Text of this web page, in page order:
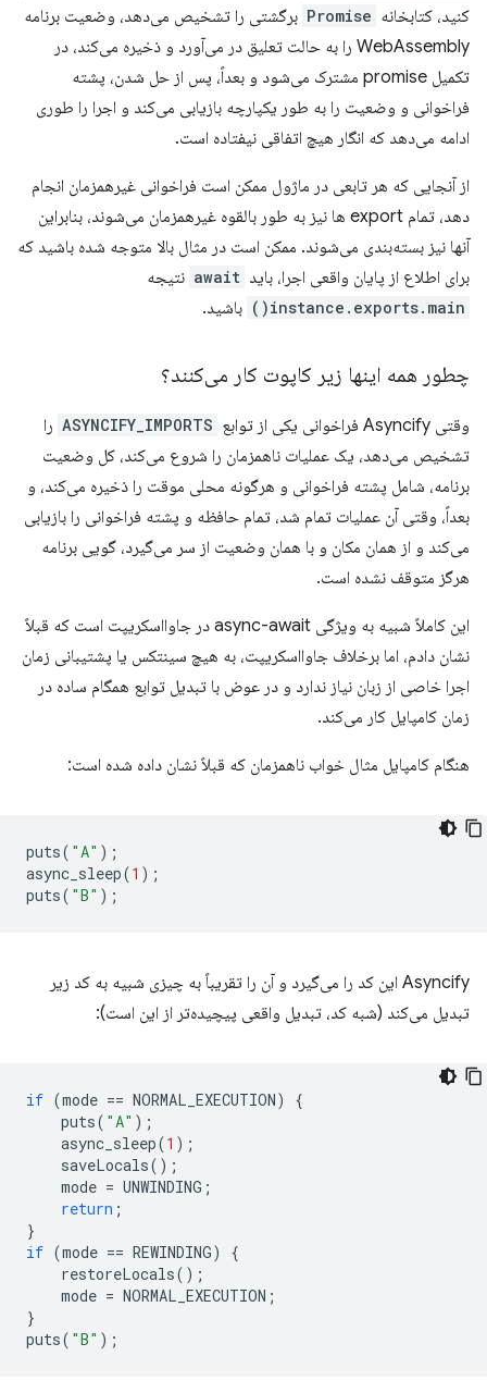
کنید، کتابخانه Promise برگشتی را تشخیص می‌دهد، وضعیت برنامه
WebAssembly را به حالت تعلیق در می‌آورد و ذخیره می‌کند، در
تکمیل promise مشترک می‌شود و بعداً، پس از حل شدن، پشته
فراخوانی و وضعیت را به طور یکپارچه بازیابی می‌کند و اجرا را طوری
ادامه می‌دهد که انگار هیچ اتفاقی نیفتاده است.
از آنجایی که هر تابعی در ماژول ممکن است فراخوانی غیرهمزمان انجام
دهد، تمام export ها نیز به طور بالقوه غیرهمزمان می‌شوند، بنابراین
آنها نیز بسته‌بندی می‌شوند. ممکن است در مثال بالا متوجه شده باشید که
برای اطلاع از پایان واقعی اجرا، باید await نتیجه
instance.exports.main() باشید.
چطور همه اینها زیر کاپوت کار می‌کنند؟
وقتی Asyncify فراخوانی یکی از توابع ASYNCIFY_IMPORTS را
تشخیص می‌دهد، یک عملیات ناهمزمان را شروع می‌کند، کل وضعیت
برنامه، شامل پشته فراخوانی و هرگونه محلی موقت را ذخیره می‌کند، و
بعداً، وقتی آن عملیات تمام شد، تمام حافظه و پشته فراخوانی را بازیابی
می‌کند و از همان مکان و با همان وضعیت از سر می‌گیرد، گویی برنامه
هرگز متوقف نشده است.
این کاملاً شبیه به ویژگی async-await در جاوااسکریپت است که قبلاً
نشان دادم، اما برخلاف جاوااسکریپت، به هیچ سینتکس یا پشتیبانی زمان
اجرا خاصی از زبان نیاز ندارد و در عوض با تبدیل توابع همگام ساده در
زمان کامپایل کار می‌کند.
هنگام کامپایل مثال خواب ناهمزمان که قبلاً نشان داده شده است:
puts( "A" );
async_sleep(1 );
puts( "B" );
Asyncify این کد را می‌گیرد و آن را تقریباً به چیزی شبیه به کد زیر
تبدیل می‌کند (شبه کد، تبدیل واقعی پیچیده‌تر از این است):
if (mode == NORMAL_EXECUTION)
{
puts( "A" );
async_sleep(1 );
saveLocals();
mode = UNWINDING ;
return ;
}
if (mode == REWINDING)
{
restoreLocals();
mode = NORMAL_EXECUTION ;
}
puts( "B" );